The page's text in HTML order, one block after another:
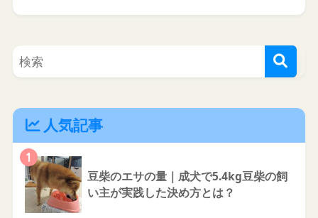
人気記事
1
豆柴のエサの量｜成犬で5.4kg豆柴の飼
い主が実践した決め方とは？